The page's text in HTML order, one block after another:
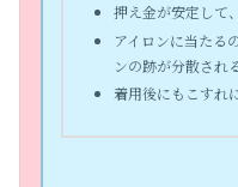
押え金が安定して
アイロンに当たる
ンの跡が分散され
着用後にもこすれ